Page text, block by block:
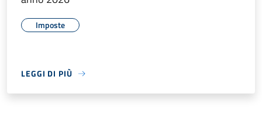
Imposte
LEGGI DI PIÙ